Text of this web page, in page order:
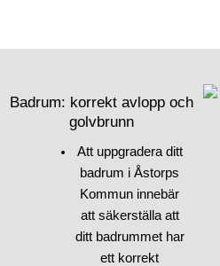
Badrum: korrekt avlopp och
golvbrunn
Att uppgradera ditt
badrum i Åstorps
Kommun innebär
att säkerställa att
ditt badrummet har
ett korrekt